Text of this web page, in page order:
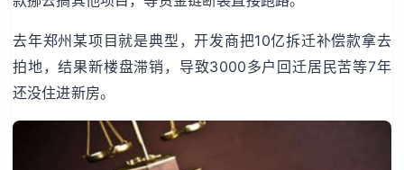
去年郑州某项目就是典型，开发商把10亿拆迁补偿款拿去
拍地，结果新楼盘滞销，导致3000多户回迁居民苦等7年
还没住进新房。